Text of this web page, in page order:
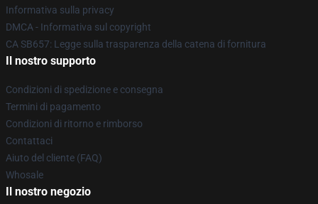
Informativa sulla privacy
DMCA - Informativa sul copyright
CA SB657: Legge sulla trasparenza della catena di fornitura
Il nostro supporto
Condizioni di spedizione e consegna
Termini di pagamento
Condizioni di ritorno e rimborso
Contattaci
Aiuto del cliente (FAQ)
Whosale
Il nostro negozio